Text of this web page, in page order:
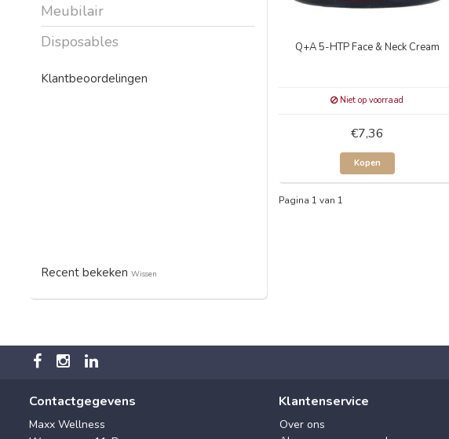
Meubilair
Disposables
Klantbeoordelingen
Recent bekeken Wissen
Q+A 5-HTP Face & Neck Cream
Niet op voorraad
€7,36
Kopen
Pagina 1 van 1
Contactgegevens
Maxx Wellness
Klantenservice
Over ons